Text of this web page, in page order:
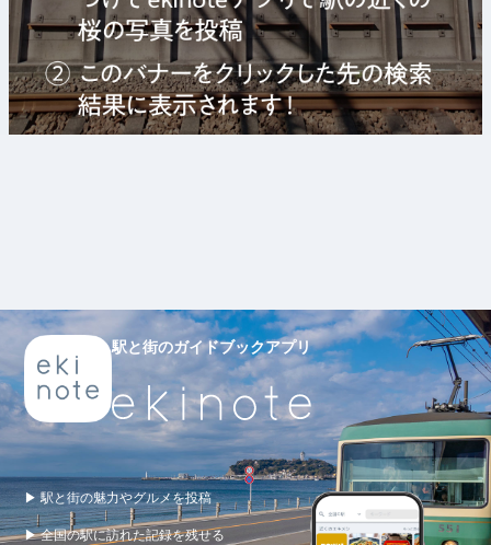
駅と街のガイドブックアプリ
▶ 駅と街の魅力やグルメを投稿
▶ 全国の駅に訪れた記録を残せる